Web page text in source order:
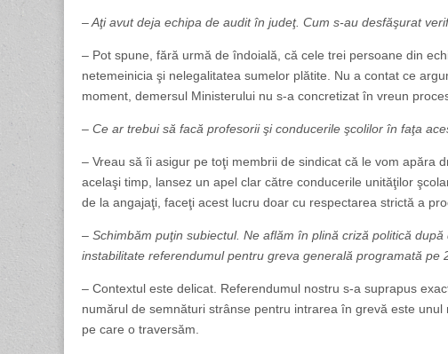
– Aţi avut deja echipa de audit în judeţ. Cum s-au desfăşurat
– Pot spune, fără urmă de îndoială, că cele trei persoane din
netemeinicia şi nelegalitatea sumelor plătite. Nu a contat ce
moment, demersul Ministerului nu s-a concretizat în vreun
– Ce ar trebui să facă profesorii şi conducerile şcolilor în faţa
– Vreau să îi asigur pe toţi membrii de sindicat că le vom apăra
acelaşi timp, lansez un apel clar către conducerile unităţilor
de la angajaţi, faceţi acest lucru doar cu respectarea strictă a
– Schimbăm puţin subiectul. Ne aflăm în plină criză politică
instabilitate referendumul pentru greva generală programată pe
– Contextul este delicat. Referendumul nostru s-a suprapus
numărul de semnături strânse pentru intrarea în grevă este
pe care o traversăm.